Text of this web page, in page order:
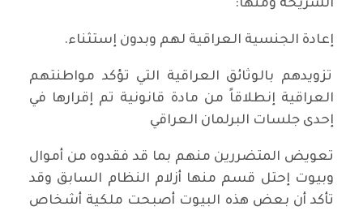
الشريحة ومنها:
إعادة الجنسية العراقية لهم وبدون إستثناء.
تزويدهم بالوثائق العراقية التي تؤكد مواطنتهم
العراقية إنطلاقاً من مادة قانونية تم إقرارها في
إحدى جلسات البرلمان العراقي
تعويض المتضررين منهم بما قد فقدوه من أموال
وبيوت إحتل قسم منها أزلام النظام السابق وقد
تأكد أن بعض هذه البيوت أصبحت ملكية أشخاص